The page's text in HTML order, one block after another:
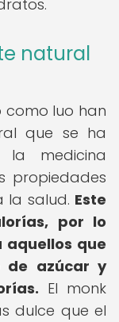
natural
como luo han
que se ha
la medicina
propiedades
la salud. Este
por lo
aquellos que
de azúcar y
El monk
dulce que el